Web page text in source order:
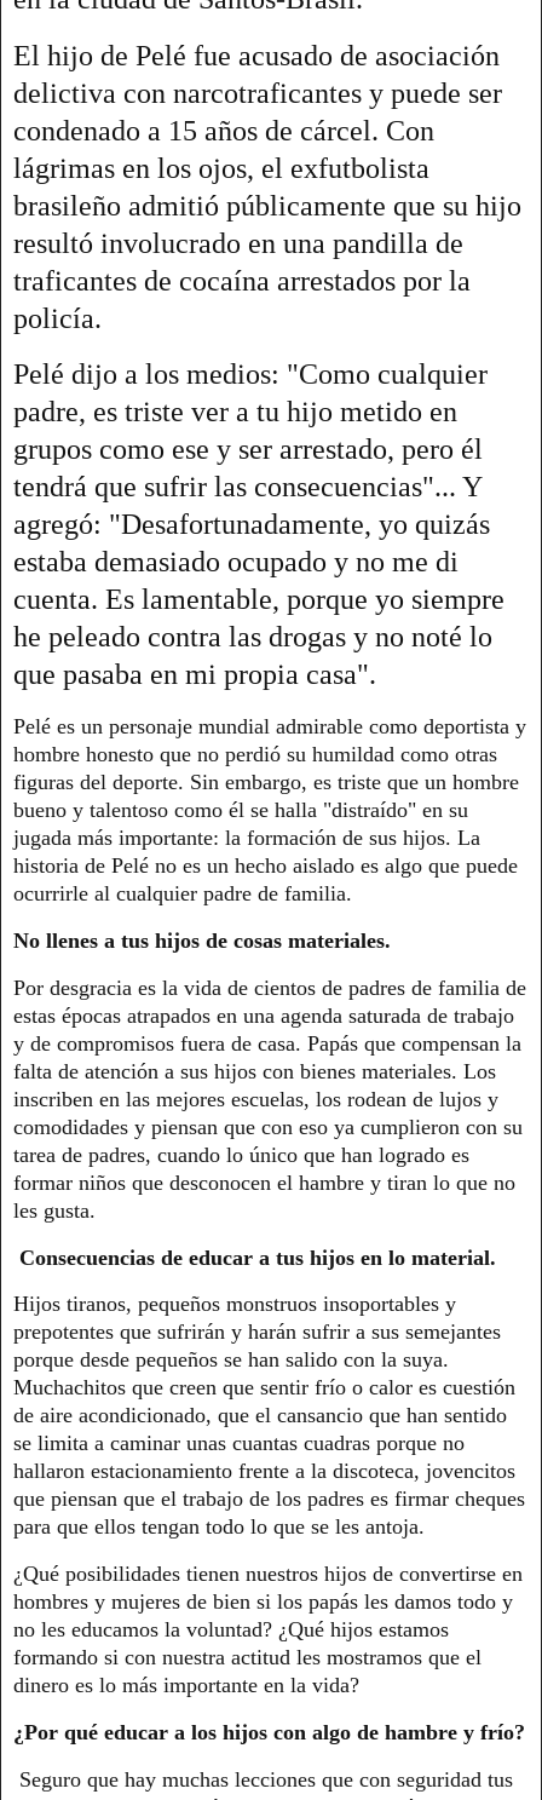
El hijo de Pelé fue acusado de asociación
delictiva con narcotraficantes y puede ser
condenado a 15 años de cárcel. Con
lágrimas en los ojos, el exfutbolista
brasileño admitió públicamente que su hijo
resultó involucrado en una pandilla de
traficantes de cocaína arrestados por la
policía.
Pelé dijo a los medios: "Como cualquier
padre, es triste ver a tu hijo metido en
grupos como ese y ser arrestado, pero él
tendrá que sufrir las consecuencias"... Y
agregó: "Desafortunadamente, yo quizás
estaba demasiado ocupado y no me di
cuenta. Es lamentable, porque yo siempre
he peleado contra las drogas y no noté lo
que pasaba en mi propia casa".
Pelé es un personaje mundial admirable como deportista y
hombre honesto que no perdió su humildad como otras
figuras del deporte. Sin embargo, es triste que un hombre
bueno y talentoso como él se halla "distraído" en su
jugada más importante: la formación de sus hijos. La
historia de Pelé no es un hecho aislado es algo que puede
ocurrirle al cualquier padre de familia.
No llenes a tus hijos de cosas materiales.
Por desgracia es la vida de cientos de padres de familia de
estas épocas atrapados en una agenda saturada de trabajo
y de compromisos fuera de casa. Papás que compensan la
falta de atención a sus hijos con bienes materiales. Los
inscriben en las mejores escuelas, los rodean de lujos y
comodidades y piensan que con eso ya cumplieron con su
tarea de padres, cuando lo único que han logrado es
formar niños que desconocen el hambre y tiran lo que no
les gusta.
Consecuencias de educar a tus hijos en lo material.
Hijos tiranos, pequeños monstruos insoportables y
prepotentes que sufrirán y harán sufrir a sus semejantes
porque desde pequeños se han salido con la suya.
Muchachitos que creen que sentir frío o calor es cuestión
de aire acondicionado, que el cansancio que han sentido
se limita a caminar unas cuantas cuadras porque no
hallaron estacionamiento frente a la discoteca, jovencitos
que piensan que el trabajo de los padres es firmar cheques
para que ellos tengan todo lo que se les antoja.
¿Qué posibilidades tienen nuestros hijos de convertirse en
hombres y mujeres de bien si los papás les damos todo y
no les educamos la voluntad? ¿Qué hijos estamos
formando si con nuestra actitud les mostramos que el
dinero es lo más importante en la vida?
¿Por qué educar a los hijos con algo de hambre y frío?
Seguro que hay muchas lecciones que con seguridad tus